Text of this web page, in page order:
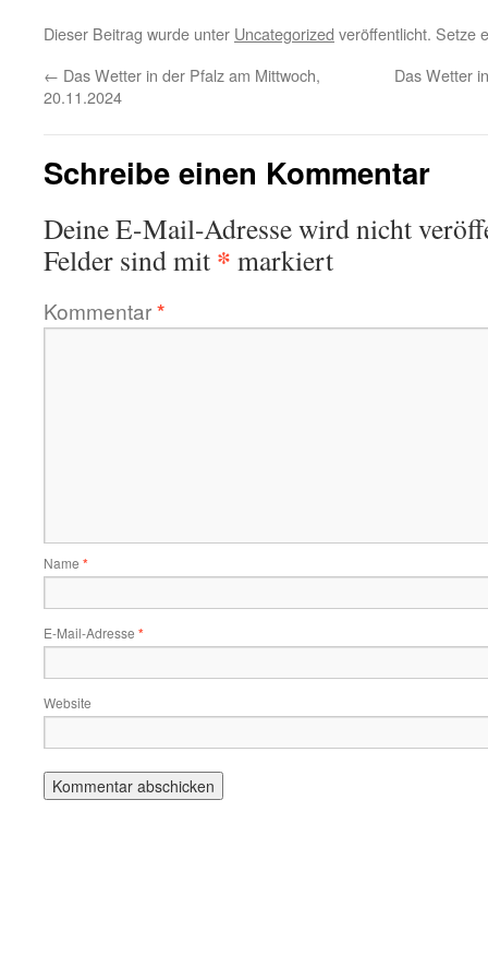
Dieser Beitrag wurde unter Uncategorized veröffentlicht. Setze
← Das Wetter in der Pfalz am Mittwoch,
20.11.2024
Das Wetter
Schreibe einen Kommentar
Deine E-Mail-Adresse wird nicht
Felder sind mit * markiert
Kommentar*
Name *
E-Mail-Adresse *
Website